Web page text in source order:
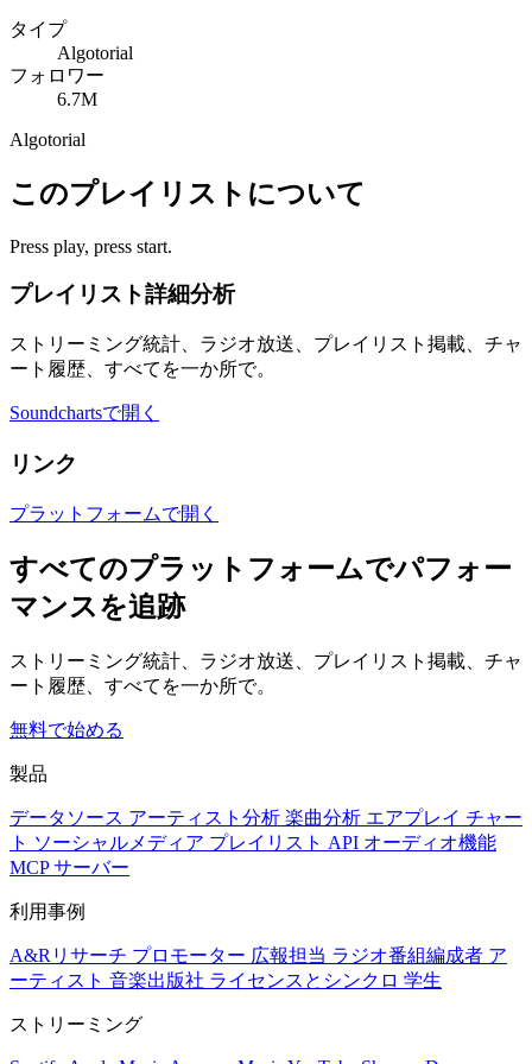
タイプ
Algotorial
フォロワー
6.7M
Algotorial
このプレイリストについて
Press play, press start.
プレイリスト詳細分析
ストリーミング統計、ラジオ放送、プレイリスト掲載、チャ
ート履歴、すべてを一か所で。
Soundchartsで開く
リンク
プラットフォームで開く
すべてのプラットフォームでパフォー
マンスを追跡
ストリーミング統計、ラジオ放送、プレイリスト掲載、チャ
ート履歴、すべてを一か所で。
無料で始める
製品
データソース アーティスト分析 楽曲分析 エアプレイ チャー
ト ソーシャルメディア プレイリスト API オーディオ機能
MCP サーバー
利用事例
A&Rリサーチ プロモーター 広報担当 ラジオ番組編成者 ア
ーティスト 音楽出版社 ライセンスとシンクロ 学生
ストリーミング